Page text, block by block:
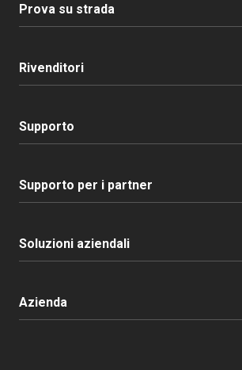
Prova su strada
Rivenditori
Supporto
Supporto per i partner
Soluzioni aziendali
Azienda